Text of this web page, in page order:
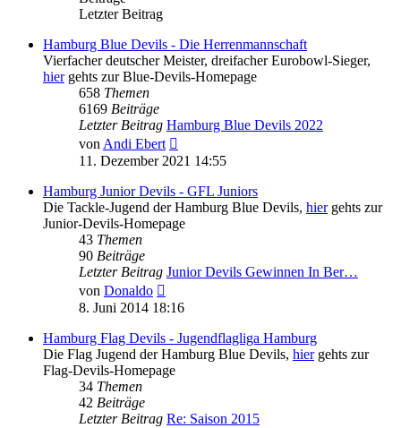
Letzter Beitrag
Hamburg Blue Devils - Die Herrenmannschaft
Vierfacher deutscher Meister, dreifacher Eurobowl-Sieger,
hiergehts zur Blue-Devils-Homepage
658 Themen
6169 Beiträge
Letzter Beitrag Hamburg Blue Devils 2022
vonAndi Ebert
Beitrag
11. Dezember 2021 14:55
Hamburg Junior Devils - GFL Juniors
Die Tackle-Jugend der Hamburg Blue Devils, hiergehts zur
Junior-Devils-Homepage
43 Themen
90 Beiträge
Letzter Beitrag Junior Devils Gewinnen In Ber…
von Donaldo
Beitrag
8. Juni 2014 18:16
Hamburg Flag Devils - Jugendflagliga Hamburg
Die Flag Jugend der Hamburg Blue Devils, hiergehts zur
Flag-Devils-Homepage
34 Themen
42 Beiträge
Letzter Beitrag Re: Saison 2015